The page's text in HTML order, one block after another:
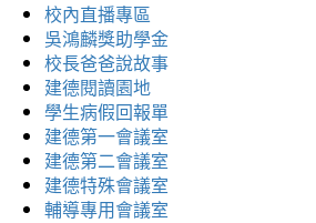
校內直播專區
吳鴻麟獎助學金
校長爸爸說故事
建德閱讀園地
學生病假回報單
建德第一會議室
建德第二會議室
建德特殊會議室
輔導專用會議室